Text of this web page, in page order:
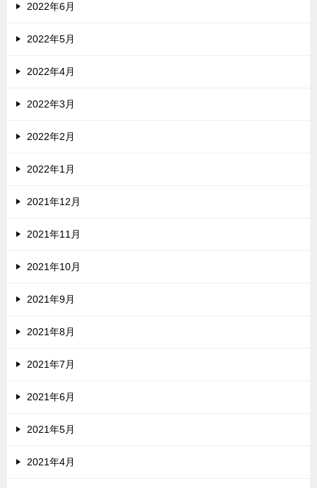
2022年6月
2022年5月
2022年4月
2022年3月
2022年2月
2022年1月
2021年12月
2021年11月
2021年10月
2021年9月
2021年8月
2021年7月
2021年6月
2021年5月
2021年4月